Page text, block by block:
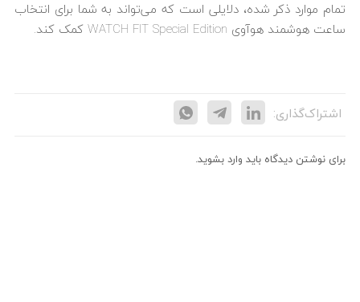
تمام موارد ذکر شده، دلایلی است که می‌تواند به شما برای انتخاب
ساعت هوشمند هوآوی WATCH FIT Special Edition کمک کند.
اشتراک‌گذاری:
برای نوشتن دیدگاه باید وارد بشوید.